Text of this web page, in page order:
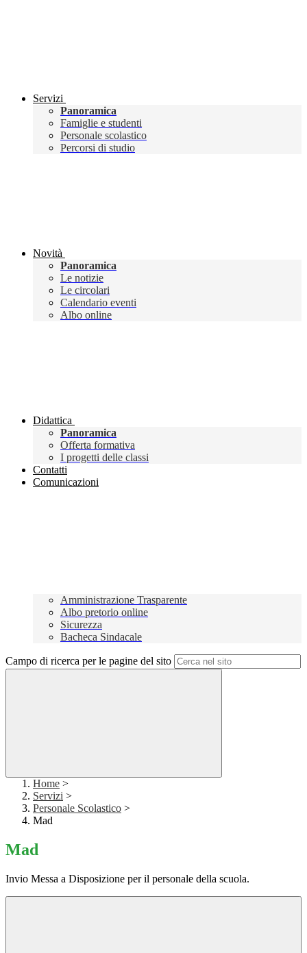
Servizi
Panoramica
Famiglie e studenti
Personale scolastico
Percorsi di studio
Novità
Panoramica
Le notizie
Le circolari
Calendario eventi
Albo online
Didattica
Panoramica
Offerta formativa
I progetti delle classi
Contatti
Comunicazioni
Amministrazione Trasparente
Albo pretorio online
Sicurezza
Bacheca Sindacale
Campo di ricerca per le pagine del sito
Home >
Servizi >
Personale Scolastico >
Mad
Mad
Invio Messa a Disposizione per il personale della scuola.